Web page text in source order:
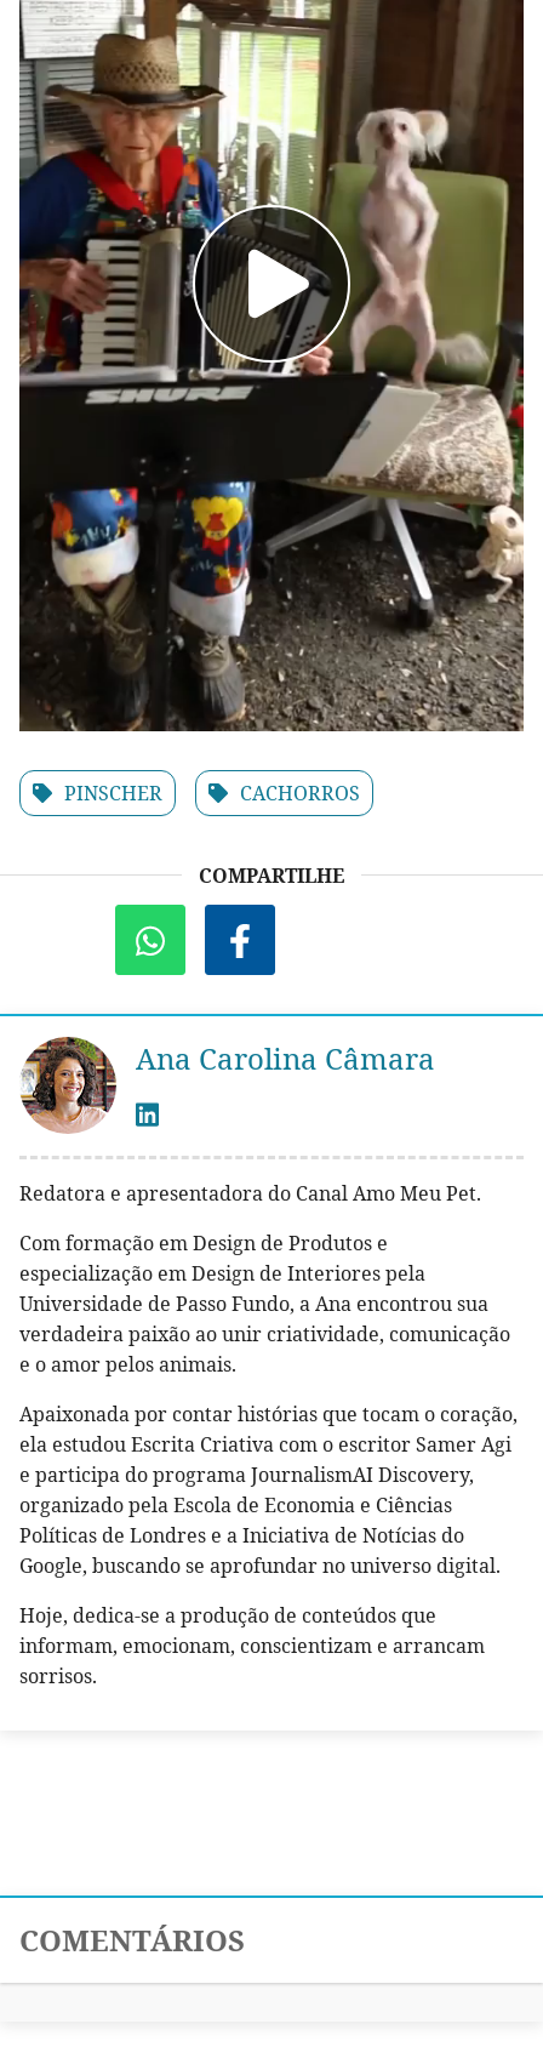
PINSCHER CACHORROS
COMPARTILHE
Ana Carolina Câmara
Redatora e apresentadora do Canal Amo Meu Pet.
Com formação em Design de Produtos e
especialização em Design de Interiores pela
Universidade de Passo Fundo, a Ana encontrou sua
verdadeira paixão ao unir criatividade, comunicação
e o amor pelos animais.
Apaixonada por contar histórias que tocam o coração,
ela estudou Escrita Criativa com o escritor Samer Agi
e participa do programa JournalismAI Discovery,
organizado pela Escola de Economia e Ciências
Políticas de Londres e a Iniciativa de Notícias do
Google, buscando se aprofundar no universo digital.
Hoje, dedica-se a produção de conteúdos que
informam, emocionam, conscientizam e arrancam
sorrisos.
COMENTÁRIOS